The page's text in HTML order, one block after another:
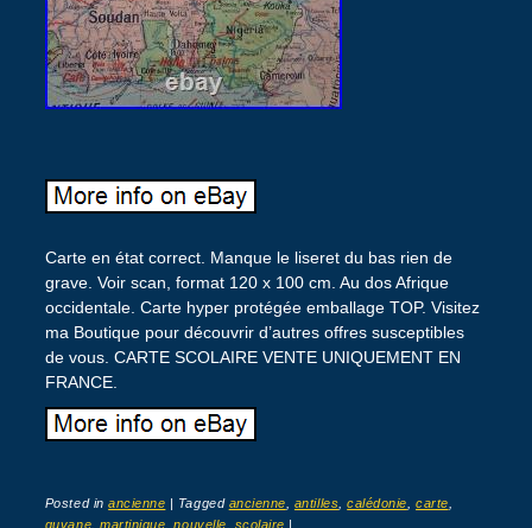
Carte en état correct. Manque le liseret du bas rien de
grave. Voir scan, format 120 x 100 cm. Au dos Afrique
occidentale. Carte hyper protégée emballage TOP. Visitez
ma Boutique pour découvrir d’autres offres susceptibles
de vous. CARTE SCOLAIRE VENTE UNIQUEMENT EN
FRANCE.
Posted inancienne | Tagged ancienne antilles ,calédonie carte
guyane ,martinique ,nouvelle scolaire |